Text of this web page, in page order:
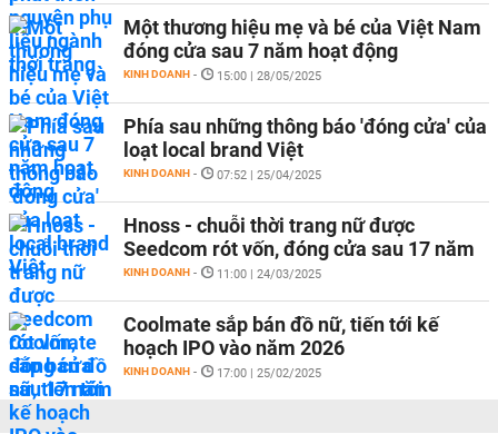
Một thương hiệu mẹ và bé của Việt Nam
đóng cửa sau 7 năm hoạt động
KINH DOANH - 15:00 | 28/05/2025
Phía sau những thông báo 'đóng cửa' của
loạt local brand Việt
KINH DOANH - 07:52 | 25/04/2025
Hnoss - chuỗi thời trang nữ được
Seedcom rót vốn, đóng cửa sau 17 năm
KINH DOANH - 11:00 | 24/03/2025
Coolmate sắp bán đồ nữ, tiến tới kế
hoạch IPO vào năm 2026
KINH DOANH - 17:00 | 25/02/2025